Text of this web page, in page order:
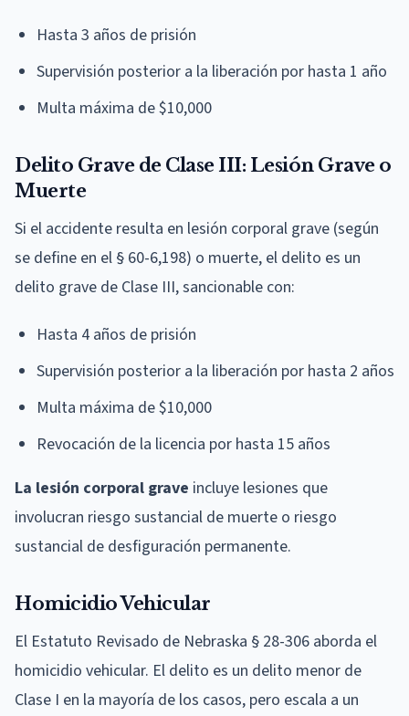
Hasta 3 años de prisión
Supervisión posterior a la liberación por hasta 1 año
Multa máxima de $10,000
Delito Grave de Clase III: Lesión Grave o
Muerte
Si el accidente resulta en lesión corporal grave (según
se define en el § 60-6,198) o muerte, el delito es un
delito grave de Clase III, sancionable con:
Hasta 4 años de prisión
Supervisión posterior a la liberación por hasta 2 años
Multa máxima de $10,000
Revocación de la licencia por hasta 15 años
La lesión corporal grave incluye lesiones que
involucran riesgo sustancial de muerte o riesgo
sustancial de desfiguración permanente.
Homicidio Vehicular
El Estatuto Revisado de Nebraska § 28-306 aborda el
homicidio vehicular. El delito es un delito menor de
Clase I en la mayoría de los casos, pero escala a un